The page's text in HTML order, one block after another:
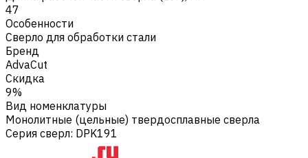
47
Особенности
Сверло для обработки стали
Бренд
AdvaCut
Скидка
9%
Вид номенклатуры
Монолитные (цельные) твердосплавные сверла
Серия сверл: DPK191